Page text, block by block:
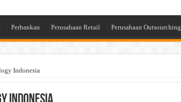
Perbankan Perusahaan Retail Perusahaan Outsourching
Indonesia